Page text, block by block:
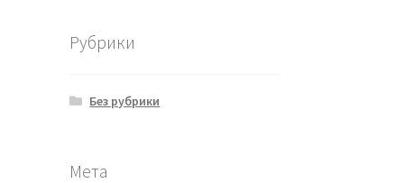
Рубрики
Без рубрики
Мета